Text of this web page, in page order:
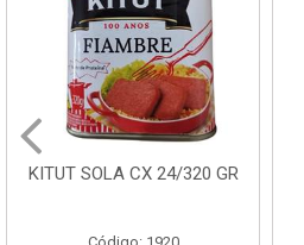
KITUT SOLA CX 24/320 GR